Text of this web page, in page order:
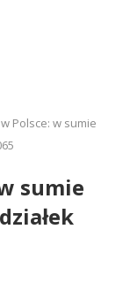
Polsce: w sumie
sumie